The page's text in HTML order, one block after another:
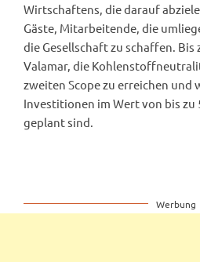
Wirtschaftens, die darauf
Gäste, Mitarbeitende, die
die Gesellschaft zu schaffen. Bis
Valamar, die
zweiten Scope zu erreichen und
Investitionen im Wert von bis zu
geplant sind.
Werbung